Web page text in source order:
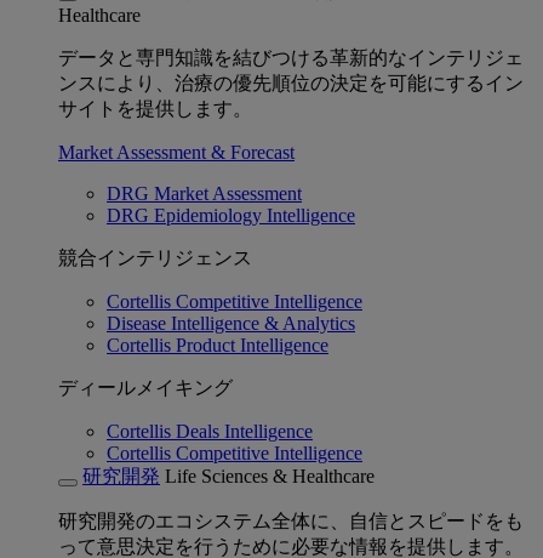
Healthcare
データと専門知識を結びつける革新的なインテリジェ
ンスにより、治療の優先順位の決定を可能にするイン
サイトを提供します。
Market Assessment & Forecast
DRG Market Assessment
DRG Epidemiology Intelligence
競合インテリジェンス
Cortellis Competitive Intelligence
Disease Intelligence & Analytics
Cortellis Product Intelligence
ディールメイキング
Cortellis Deals Intelligence
Cortellis Competitive Intelligence
研究開発 Life Sciences & Healthcare
研究開発のエコシステム全体に、自信とスピードをも
って意思決定を行うために必要な情報を提供します。